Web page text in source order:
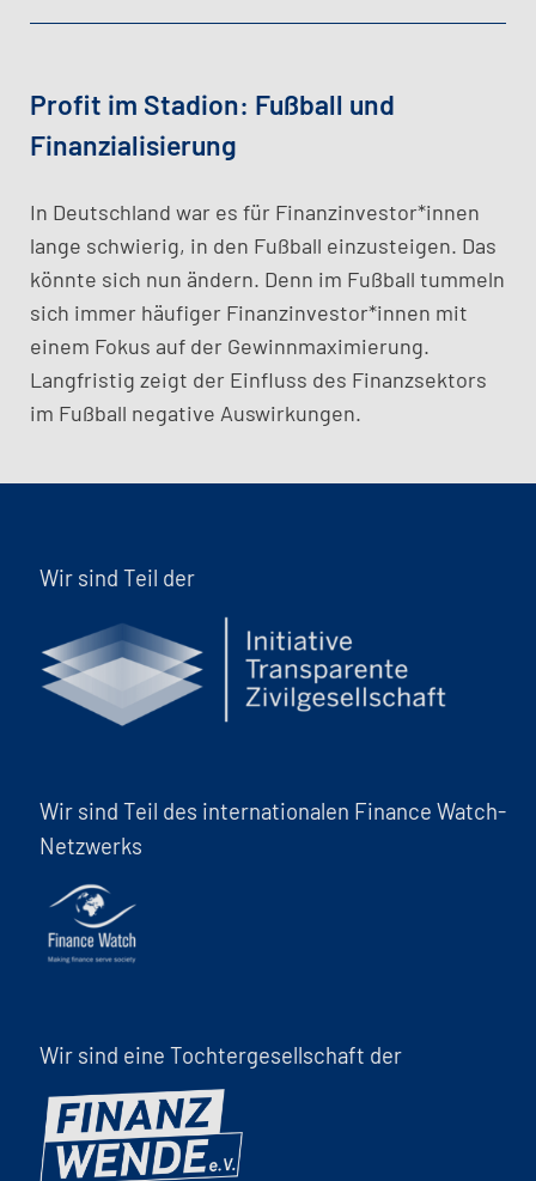
Profit im Stadion: Fußball und
Finanzialisierung
In Deutschland war es für Finanzinvestor*innen
lange schwierig, in den Fußball einzusteigen. Das
könnte sich nun ändern. Denn im Fußball tummeln
sich immer häufiger Finanzinvestor*innen mit
einem Fokus auf der Gewinnmaximierung.
Langfristig zeigt der Einfluss des Finanzsektors
im Fußball negative Auswirkungen.
Wir sind Teil der
Wir sind Teil des internationalen Finance Watch-
Netzwerks
Wir sind eine Tochtergesellschaft der